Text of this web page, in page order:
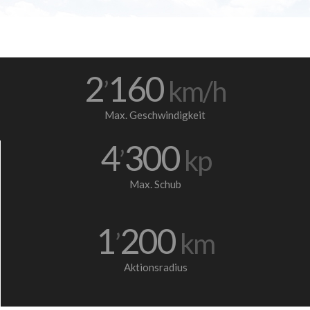
2’160km/h
Max. Geschwindigkeit
4’300kp
Max. Schub
1’200km
Aktionsradius